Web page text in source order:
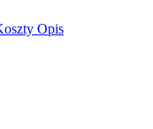
Opis